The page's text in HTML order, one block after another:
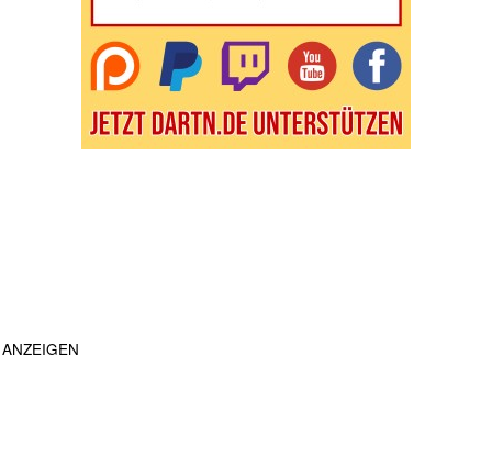
ANZEIGEN